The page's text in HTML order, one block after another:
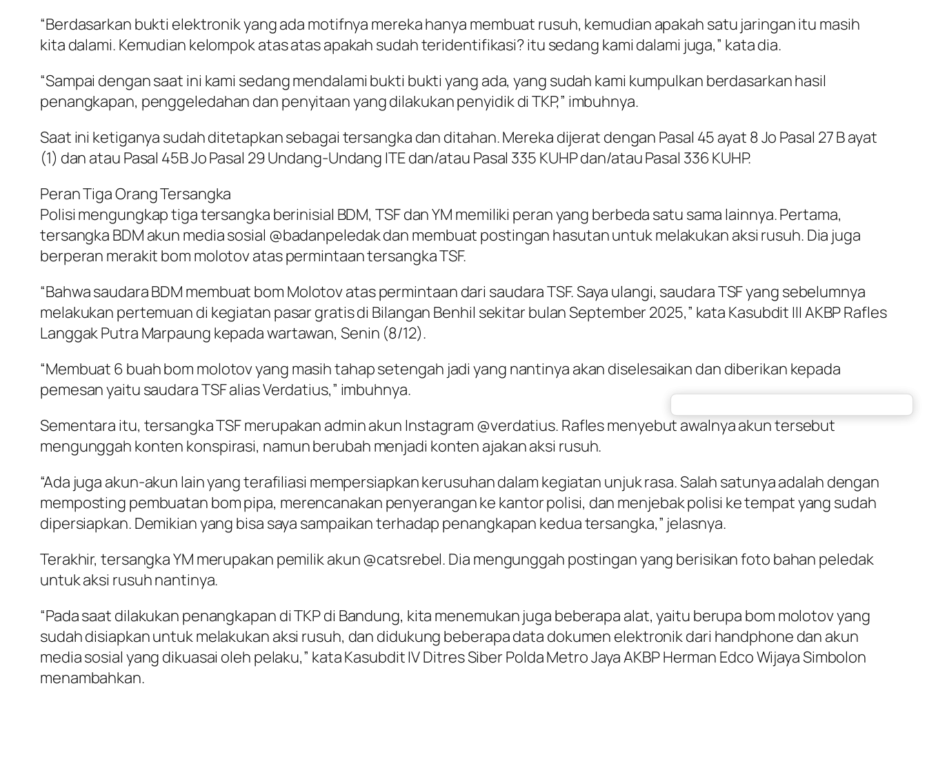
“Berdasarkan bukti elektronik yang ada motifnya mereka hanya membuat rusuh, kemudian apakah satu jaringan itu masih
kita dalami. Kemudian kelompok atas atas apakah sudah teridentifikasi? itu sedang kami dalami juga,” kata dia.
“Sampai dengan saat ini kami sedang mendalami bukti bukti yang ada, yang sudah kami kumpulkan berdasarkan hasil
penangkapan, penggeledahan dan penyitaan yang dilakukan penyidik di TKP,” imbuhnya.
Saat ini ketiganya sudah ditetapkan sebagai tersangka dan ditahan. Mereka dijerat dengan Pasal 45 ayat 8 Jo Pasal 27 B ayat
(1) dan atau Pasal 45B Jo Pasal 29 Undang-Undang ITE dan/atau Pasal 335 KUHP dan/atau Pasal 336 KUHP.
Peran Tiga Orang Tersangka
Polisi mengungkap tiga tersangka berinisial BDM, TSF dan YM memiliki peran yang berbeda satu sama lainnya. Pertama,
tersangka BDM akun media sosial @badanpeledak dan membuat postingan hasutan untuk melakukan aksi rusuh. Dia juga
berperan merakit bom molotov atas permintaan tersangka TSF.
“Bahwa saudara BDM membuat bom Molotov atas permintaan dari saudara TSF. Saya ulangi, saudara TSF yang sebelumnya
melakukan pertemuan di kegiatan pasar gratis di Bilangan Benhil sekitar bulan September 2025,” kata Kasubdit III AKBP Rafles
Langgak Putra Marpaung kepada wartawan, Senin (8/12).
“Membuat 6 buah bom molotov yang masih tahap setengah jadi yang nantinya akan diselesaikan dan diberikan kepada
pemesan yaitu saudara TSF alias Verdatius,” imbuhnya.
Sementara itu, tersangka TSF merupakan admin akun Instagram @verdatius. Rafles menyebut awalnya akun tersebut
mengunggah konten konspirasi, namun berubah menjadi konten ajakan aksi rusuh.
“Ada juga akun-akun lain yang terafiliasi mempersiapkan kerusuhan dalam kegiatan unjuk rasa. Salah satunya adalah dengan
memposting pembuatan bom pipa, merencanakan penyerangan ke kantor polisi, dan menjebak polisi ke tempat yang sudah
dipersiapkan. Demikian yang bisa saya sampaikan terhadap penangkapan kedua tersangka,” jelasnya.
Terakhir, tersangka YM merupakan pemilik akun @catsrebel. Dia mengunggah postingan yang berisikan foto bahan peledak
untuk aksi rusuh nantinya.
“Pada saat dilakukan penangkapan di TKP di Bandung, kita menemukan juga beberapa alat, yaitu berupa bom molotov yang
sudah disiapkan untuk melakukan aksi rusuh, dan didukung beberapa data dokumen elektronik dari handphone dan akun
media sosial yang dikuasai oleh pelaku,” kata Kasubdit IV Ditres Siber Polda Metro Jaya AKBP Herman Edco Wijaya Simbolon
menambahkan.